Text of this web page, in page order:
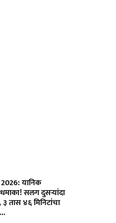
यानिक
सलग दुसऱ्यांदा
३ तास ४६ मिनिटांचा